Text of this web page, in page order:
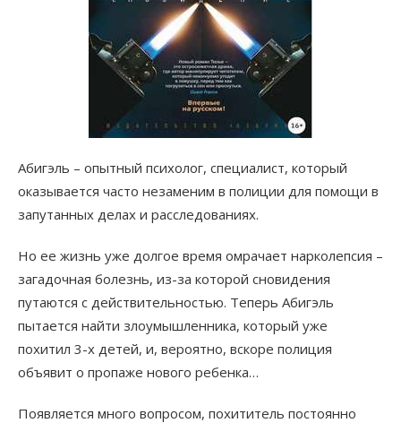
Абигэль – опытный психолог, специалист, который
оказывается часто незаменим в полиции для помощи в
запутанных делах и расследованиях.
Но ее жизнь уже долгое время омрачает нарколепсия –
загадочная болезнь, из-за которой сновидения
путаются с действительностью. Теперь Абигэль
пытается найти злоумышленника, который уже
похитил 3-х детей, и, вероятно, вскоре полиция
объявит о пропаже нового ребенка…
Появляется много вопросом, похититель постоянно